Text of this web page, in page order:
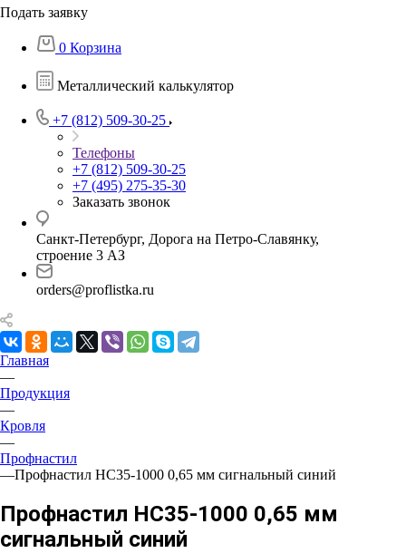
Подать заявку
0 Корзина
Металлический калькулятор
+7 (812) 509-30-25
Телефоны
+7 (812) 509-30-25
+7 (495) 275-35-30
Заказать звонок
Санкт-Петербург, Дорога на Петро-Славянку,
строение 3 АЗ
orders@proflistka.ru
Главная
—
Продукция
—
Кровля
—
Профнастил
—Профнастил НС35-1000 0,65 мм сигнальный синий
Профнастил НС35-1000 0,65 мм
сигнальный синий